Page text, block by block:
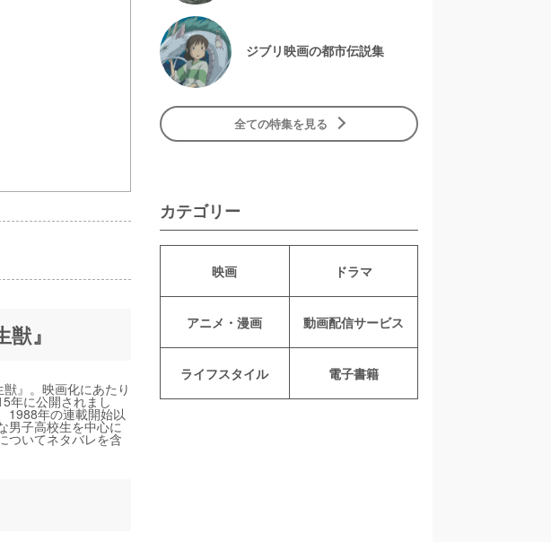
』
』。映画化にあたり
年に公開されまし
1988年の連載開始以
男子高校生を中心に
ついてネタバレを含
ジブリ映画の都市伝説集
全ての特集を見る
カテゴリー
映画 ドラマ
アニメ・漫画 動画配信サービス
ライフスタイル 電子書籍